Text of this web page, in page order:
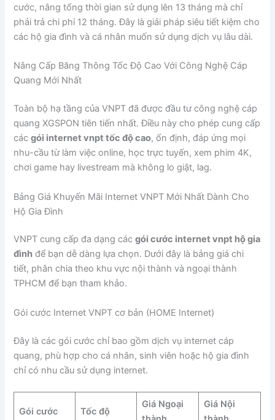
cước, nâng tổng thời gian sử dụng lên 13 tháng mà chỉ
phải trả chi phí 12 tháng. Đây là giải pháp siêu tiết kiệm cho
các hộ gia đình và cá nhân muốn sử dụng dịch vụ lâu dài.
Nâng Cấp Băng Thông Tốc Độ Cao Với Công Nghệ Cáp
Quang Mới Nhất
Toàn bộ hạ tầng của VNPT đã được đầu tư công nghệ cáp
quang XGSPON tiên tiến nhất. Điều này cho phép cung cấp
cácgói internet vnpt tốc độ cao, ổn định, đáp ứng mọi
nhu-cầu từ làm việc online, học trực tuyến, xem phim 4K,
chơi game hay livestream mà không lo giật, lag.
Bảng Giá Khuyến Mãi Internet VNPT Mới Nhất Dành Cho
Hộ Gia Đình
VNPT cung cấp đa dạng cácgói cước internet vnpt hộ gia
đình để bạn dễ dàng lựa chọn. Dưới đây là bảng giá chi
tiết, phân chia theo khu vực nội thành và ngoại thành
TPHCM để bạn tham khảo.
Gói cước Internet VNPT cơ bản (HOME Internet)
Đây là các gói cước chỉ bao gồm dịch vụ internet cáp
quang, phù hợp cho cá nhân, sinh viên hoặc hộ gia đình
chỉ có nhu cầu sử dụng internet.
Gói cước Tốc độ
Giá Ngoại
Giá Nội